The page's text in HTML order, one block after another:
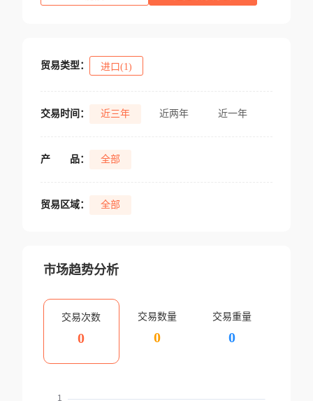
贸易类型： 进口(1)
交易时间： 近三年 近两年 近一年
产 品： 全部
贸易区域： 全部
市场趋势分析
交易次数
0
交易数量
0
交易重量
0